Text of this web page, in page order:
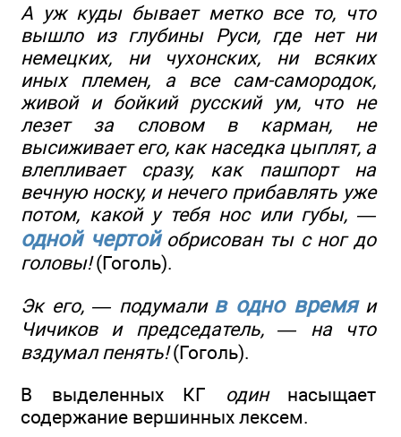
А уж куды бывает метко все то, что
вышло из глубины Руси, где нет ни
немецких, ни чухонских, ни всяких
иных племен, а все сам-самородок,
живой и бойкий русский ум, что не
лезет за словом в карман, не
высиживает его, как наседка цыплят, а
влепливает сразу, как пашпорт на
вечную носку, и нечего прибавлять уже
потом, какой у тебя нос или губы, —
одной чертойобрисован ты с ног до
головы!(Гоголь).
Эк его, — подумали в одно времяи
Чичиков и председатель, — на что
вздумал пенять!(Гоголь).
В выделенных КГ одиннасыщает
содержание вершинных лексем.